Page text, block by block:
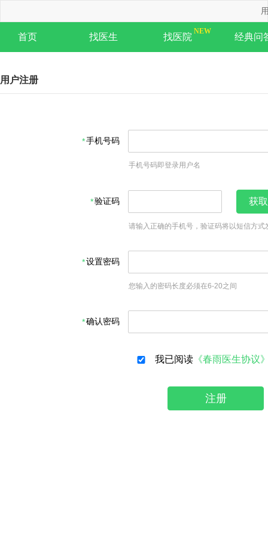
首页 找医生 找医院 经典问
用户注册
手机号码
手机号码即登录用户名
验证码 获
请输入正确的手机号，验证码将以短信方式
设置密码
您输入的密码长度必须在6-20之间
确认密码
我已阅读 《春雨医生协议
注册